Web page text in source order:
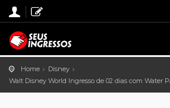
Home
Disney
Walt Disney World Ingresso de 02 dias com Water